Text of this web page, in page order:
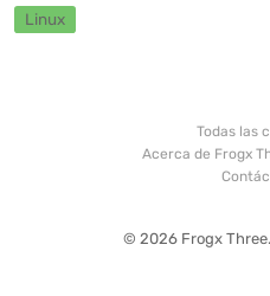
Linux
Todas las
Acerca de Frogx
© 2026 Frogx